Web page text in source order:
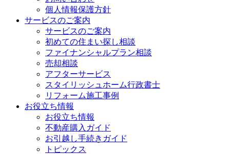
個人情報保護方針
サービスのご案内
サービスのご案内
初めての住まい探し相談
ファイナンシャルプラン相談
売却相談
アフターサービス
スタイリッシュホーム行政書士
リフォーム施工事例
お役立ち情報
お役立ち情報
不動産購入ガイド
お引越し手続きガイド
トピックス